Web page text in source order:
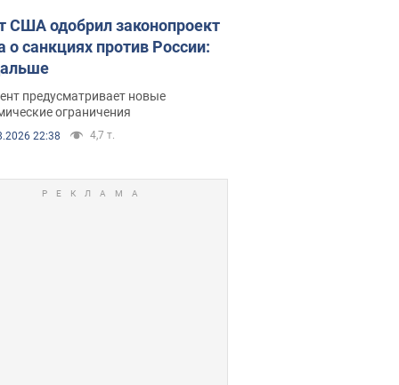
США одобрил законопроект
о санкциях против России:
предусматривает новые
ограничения
22:38 4,7 т.